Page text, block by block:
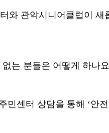
와 관악시니어클럽이 새
는 분들은 어떻게 하나요
민센터 상담을 통해 ‘안